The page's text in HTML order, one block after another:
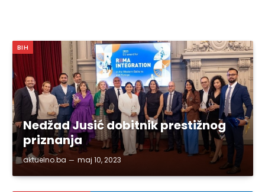
BIH
Nedžad Jusić dobitnik prestižnog
priznanja
aktuelno.ba maj 10, 2023